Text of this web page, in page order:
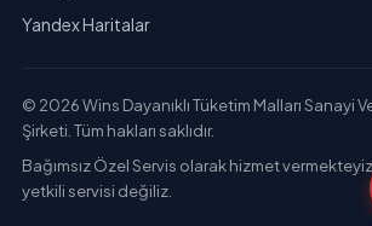
Yandex Haritalar
© 2026 Wins Dayanıklı Tüketim Malları Sanayi
Şirketi. Tüm hakları saklıdır.
Bağımsız Özel Servis olarak hizmet
yetkili servisi değiliz.